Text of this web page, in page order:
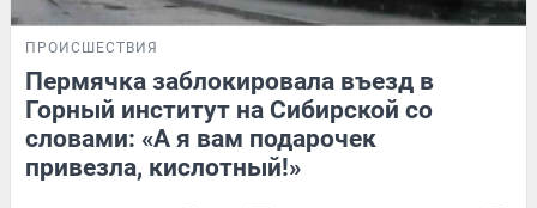
ПРОИСШЕСТВИЯ
Пермячка заблокировала въезд в
Горный институт на Сибирской со
словами: «А я вам подарочек
привезла, кислотный!»